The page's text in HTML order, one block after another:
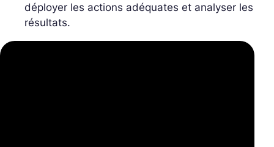
déployer les actions adéquates et analyser les
résultats.